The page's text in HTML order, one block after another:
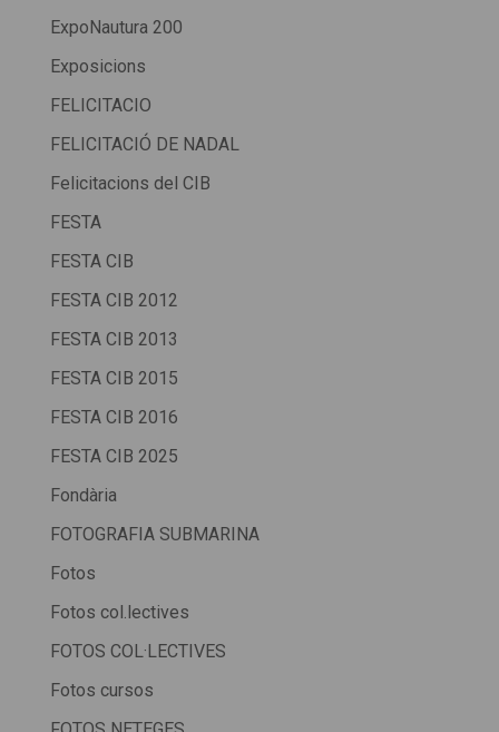
ExpoNautura 200
Exposicions
FELICITACIO
FELICITACIÓ DE NADAL
Felicitacions del CIB
FESTA
FESTA CIB
FESTA CIB 2012
FESTA CIB 2013
FESTA CIB 2015
FESTA CIB 2016
FESTA CIB 2025
Fondària
FOTOGRAFIA SUBMARINA
Fotos
Fotos col.lectives
FOTOS COL·LECTIVES
Fotos cursos